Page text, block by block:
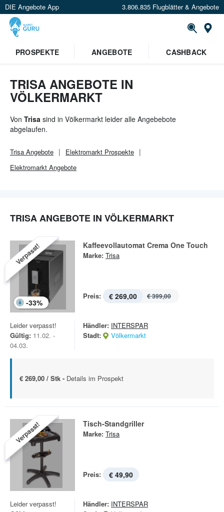
DIE Angebote App 3.806.835 Flugblätter & Angebote
PROSPEKTE
ANGEBOTE CASHBACK
TRISA ANGEBOTE IN
VÖLKERMARKT
Von Trisa sind in Völkermarkt leider alle Angebebote
abgelaufen.
Trisa Angebote Elektromarkt Prospekte
Elektromarkt Angebote
TRISA ANGEBOTE IN VÖLKERMARKT
Verpasst!
-33%
Kaffeevollautomat Crema One Touch
Marke: Trisa
Preis: € 269,00 € 399,00
Leider verpasst!
Gültig: 11.02. -
04.03.
Händler: INTERSPAR
Stadt:
Völkermarkt
€ 269,00 / Stk - Details im Prospekt
Verpasst! Tisch-Standgriller
Marke: Trisa
Preis: € 49,90
Leider verpasst!
Händler: INTERSPAR